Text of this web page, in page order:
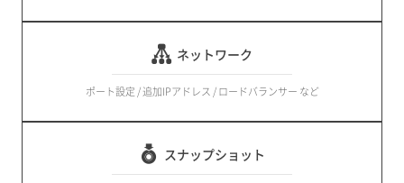
ネットワーク
ポート設定 / 追加IPアドレス / ロードバランサー など
スナップショット